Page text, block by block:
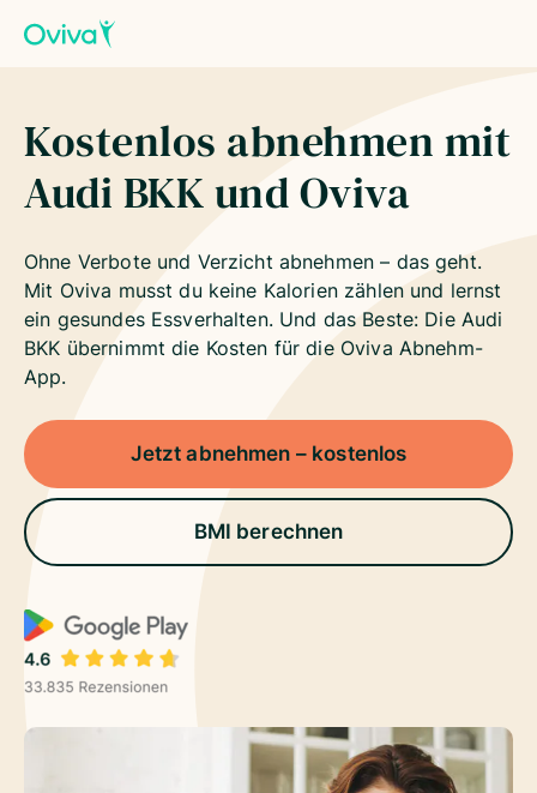
Kostenlos abnehmen mit
Audi BKK und Oviva
Ohne Verbote und Verzicht abnehmen – das geht.
Mit Oviva musst du keine Kalorien zählen und lernst
ein gesundes Essverhalten. Und das Beste: Die Audi
BKK übernimmt die Kosten für die Oviva Abnehm-
App.
Jetzt abnehmen – kostenlos
BMI berechnen